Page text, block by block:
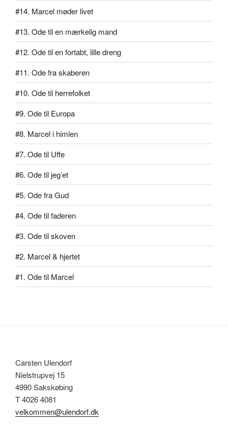
#14. Marcel møder livet
#13. Ode til en mærkelig mand
#12. Ode til en fortabt, lille dreng
#11. Ode fra skaberen
#10. Ode til herrefolket
#9. Ode til Europa
#8. Marcel i himlen
#7. Ode til Uffe
#6. Ode til jeg’et
#5. Ode fra Gud
#4. Ode til faderen
#3. Ode til skoven
#2. Marcel & hjertet
#1. Ode til Marcel
Carsten Ulendorf
Nielstrupvej 15
4990 Sakskøbing
T 4026 4081
velkommen@ulendorf.dk